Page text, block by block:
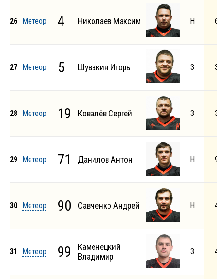
26 Метеор 4 Николаев Максим Н
27 Метеор 5 Шувакин Игорь З
28 Метеор 19 Ковалёв Сергей З
29 Метеор 71 Данилов Антон Н
30 Метеор 90 Савченко Андрей Н
31 Метеор 99
Каменецкий
Владимир
З